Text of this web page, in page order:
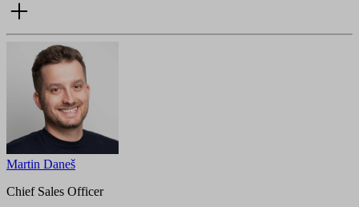
Martin Daneš
Chief Sales Officer